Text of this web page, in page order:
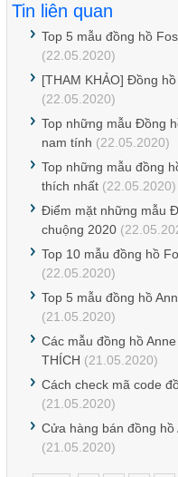
Tin liên quan
Top 5 mẫu đồng hồ
(22.05.2020)
[THAM KHẢO] Đồng
(22.05.2020)
Top những mẫu Đồng
nam tính (22.05.2020)
Top những mẫu đồng
thích nhất(22.05.2020)
Điểm mặt những mẫu
chuộng 2020
Top 10 mẫu đồng hồ
(22.05.2020)
Top 5 mẫu đồng hồ
(21.05.2020)
Các mẫu đồng hồ
THÍCH (21.05.2020)
Cách check mã code
(21.05.2020)
Cửa hàng bán đồng
(21.05.2020)